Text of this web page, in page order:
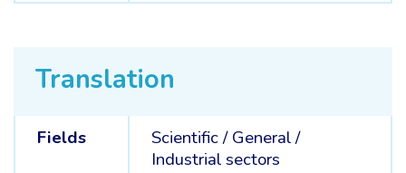
Translation
Fields Scientific /General /
Industrial sectors